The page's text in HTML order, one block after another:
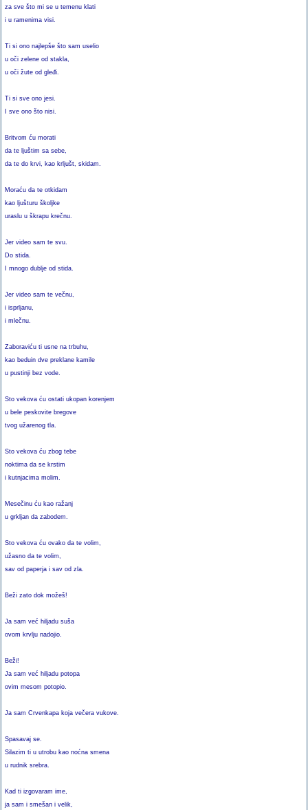
za sve što mi se u temenu klati
i u ramenima visi.
Ti si ono najlepše što sam uselio
u oči zelene od stakla,
u oči žute od gleđi.
Ti si sve ono jesi.
I sve ono što nisi.
Britvom ću morati
da te ljuštim sa sebe,
da te do krvi, kao krljušt, skidam.
Moraću da te otkidam
kao ljušturu školjke
uraslu u škrapu krečnu.
Jer video sam te svu.
Do stida.
I mnogo dublje od stida.
Jer video sam te večnu,
i isprljanu,
i mlečnu.
Zaboraviću ti usne na trbuhu,
kao beduin dve preklane kamile
u pustinji bez vode.
Sto vekova ću ostati ukopan korenjem
u bele peskovite bregove
tvog užarenog tla.
Sto vekova ću zbog tebe
noktima da se krstim
i kutnjacima molim.
Mesečinu ću kao ražanj
u grkljan da zabodem.
Sto vekova ću ovako da te volim,
užasno da te volim,
sav od paperja i sav od zla.
Beži zato dok možeš!
Ja sam već hiljadu suša
ovom krvlju nadojio.
Beži!
Ja sam već hiljadu potopa
ovim mesom potopio.
Ja sam Crvenkapa koja večera vukove.
Spasavaj se.
Silazim ti u utrobu kao noćna smena
u rudnik srebra.
Kad ti izgovaram ime,
ja sam i smešan i velik,